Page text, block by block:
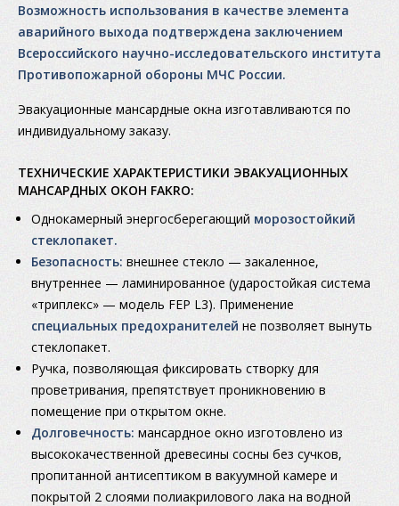
Возможность использования в качестве элемента
аварийного выхода подтверждена заключением
Всероссийского научно-исследовательского института
Противопожарной обороны МЧС России.
Эвакуационные мансардные окна изготавливаются по
индивидуальному заказу.
ТЕХНИЧЕСКИЕ ХАРАКТЕРИСТИКИ ЭВАКУАЦИОННЫХ
МАНСАРДНЫХ ОКОН FAKRO:
Однокамерный энергосберегающий морозостойкий
стеклопакет.
Безопасность: внешнее стекло — закаленное,
внутреннее — ламинированное (ударостойкая система
«триплекс» — модель FEP L3). Применение
специальных предохранителей не позволяет вынуть
стеклопакет.
Ручка, позволяющая фиксировать створку для
проветривания, препятствует проникновению в
помещение при открытом окне.
Долговечность: мансардное окно изготовлено из
высококачественной древесины сосны без сучков,
пропитанной антисептиком в вакуумной камере и
покрытой 2 слоями полиакрилового лака на водной